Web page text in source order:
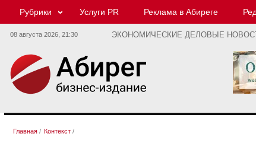
Рубрики Услуги PR Реклама в Абиреге
08 августа 2026, 21:30 ЭКОНОМИЧЕСКИЕ ДЕЛОВЫЕ
Главная / Контекст /